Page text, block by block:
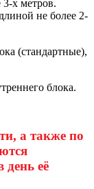
х метров.
не более 2-
(стандартные),
блока.
а также по
её